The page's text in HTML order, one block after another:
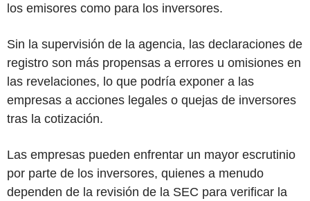
los emisores como para los inversores.
Sin la supervisión de la agencia, las declaraciones de
registro son más propensas a errores u omisiones en
las revelaciones, lo que podría exponer a las
empresas a acciones legales o quejas de inversores
tras la cotización.
Las empresas pueden enfrentar un mayor escrutinio
por parte de los inversores, quienes a menudo
dependen de la revisión de la SEC para verificar la